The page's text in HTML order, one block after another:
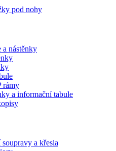
pod nohy
a nástěnky
rámy
a informační tabule
soupravy a křesla